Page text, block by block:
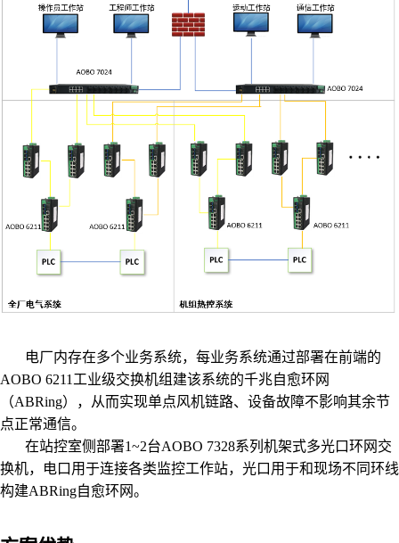
电厂内存在多个业务系统，每业务系统通过部署在前端的
AOBO 6211工业级交换机组建该系统的千兆自愈环网
（ABRing），从而实现单点风机链路、设备故障不影响其余节
点正常通信。
在站控室侧部署1~2台AOBO 7328系列机架式多光口环网交
换机，电口用于连接各类监控工作站，光口用于和现场不同环线
构建ABRing自愈环网。